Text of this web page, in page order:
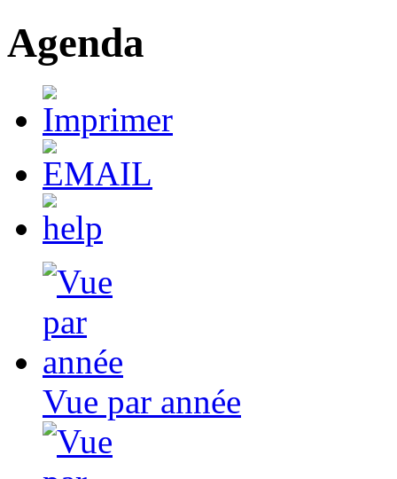
Agenda
Vue par année